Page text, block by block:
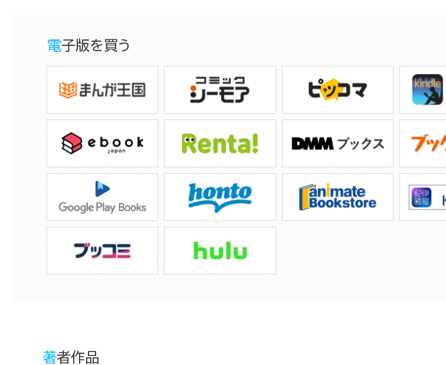
電子版を買う
著者作品